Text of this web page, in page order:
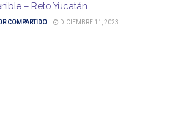
– Reto Yucatán
COMPARTIDO DICIEMBRE 11, 2023